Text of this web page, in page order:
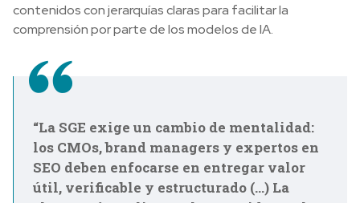
contenidos con jerarquías claras para facilitar la
comprensión por parte de los modelos de IA.
“La SGE exige un cambio de mentalidad:
los CMOs, brand managers y expertos en
SEO deben enfocarse en entregar valor
útil, verificable y estructurado (...) La